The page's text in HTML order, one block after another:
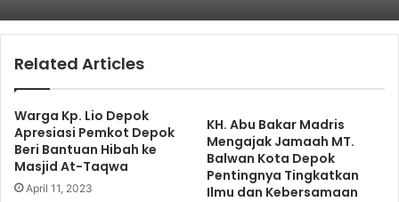
Related Articles
Warga Kp. Lio Depok
Apresiasi Pemkot Depok
Beri Bantuan Hibah ke
Masjid At-Taqwa
April 11, 2023
KH. Abu Bakar Madris
Mengajak Jamaah MT.
Balwan Kota Depok
Pentingnya Tingkatkan
Ilmu dan Kebersamaan